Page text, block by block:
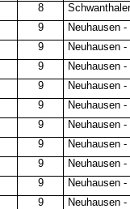
8
9
Neuhausen
9
Neuhausen
9
Neuhausen
9
Neuhausen
9
Neuhausen
9
Neuhausen
9
Neuhausen
9
Neuhausen
9
Neuhausen
9
Neuhausen